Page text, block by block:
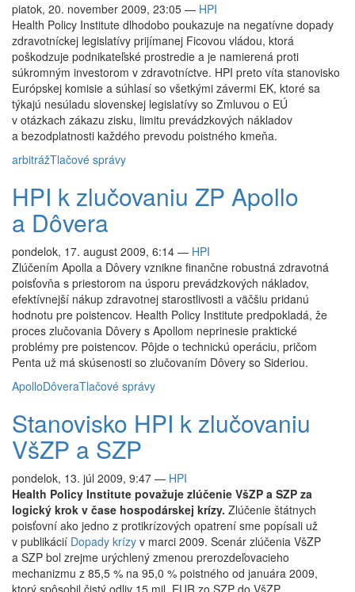
piatok, 20. november 2009, 23:05 — HPI
Health Policy Institute dlhodobo poukazuje na negatívne dopady
zdravotníckej legislatívy prijímanej Ficovou vládou, ktorá
poškodzuje podnikateľské prostredie a je namierená proti
súkromným investorom v zdravotníctve. HPI preto víta stanovisko
Európskej komisie a súhlasí so všetkými závermi EK, ktoré sa
týkajú nesúladu slovenskej legislatívy so Zmluvou o EÚ
v otázkach zákazu zisku, limitu prevádzkových nákladov
a bezodplatnosti každého prevodu poistného kmeňa.
arbitrážTlačové správy
HPI k zlučovaniu ZP Apollo
a Dôvera
pondelok, 17. august 2009, 6:14 — HPI
Zlúčením Apolla a Dôvery vznikne finančne robustná zdravotná
poisťovňa s priestorom na úsporu prevádzkových nákladov,
efektívnejší nákup zdravotnej starostlivosti a väčšiu pridanú
hodnotu pre poistencov. Health Policy Institute predpokladá, že
proces zlučovania Dôvery s Apollom neprinesie praktické
problémy pre poistencov. Pôjde o technickú operáciu, pričom
Penta už má skúsenosti so zlučovaním Dôvery so Sideriou.
ApolloDôveraTlačové správy
Stanovisko HPI k zlučovaniu
VšZP a SZP
pondelok, 13. júl 2009, 9:47 — HPI
Health Policy Institute považuje zlúčenie VšZP a SZP za
logický krok v čase hospodárskej krízy. Zlúčenie štátnych
poisťovní ako jedno z protikrízových opatrení sme popísali už
v publikácií Dopady krízy v marci 2009. Scenár zlúčenia VšZP
a SZP bol zrejme urýchlený zmenou prerozdeľovacieho
mechanizmu z 85,5 % na 95,0 % poistného od januára 2009,
ktorý spôsobil čistý odliv 15 mil. EUR zo SZP do VšZP.